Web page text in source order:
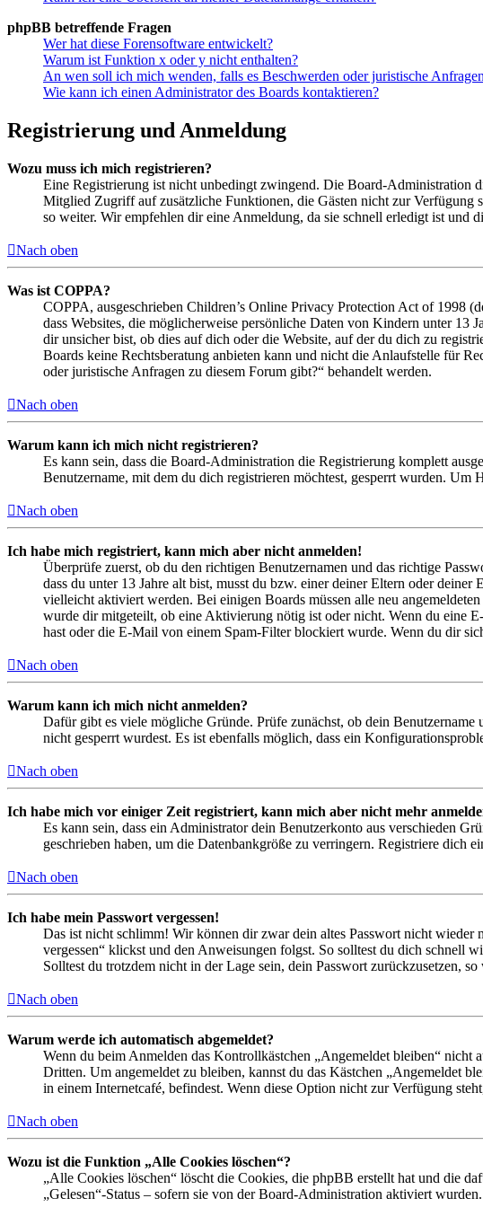
phpBB betreffende Fragen
Wer hat diese Forensoftware entwickelt?
Warum ist Funktion x oder y nicht enthalten?
An wen soll ich mich wenden, falls es Beschwerden oder juristische
Wie kann ich einen Administrator des Boards kontaktieren?
Registrierung und Anmeldung
Wozu muss ich mich registrieren?
Eine Registrierung ist nicht unbedingt zwingend. Die Board-Administration
Mitglied Zugriff auf zusätzliche Funktionen, die Gästen nicht zur Verfügung
so weiter. Wir empfehlen dir eine Anmeldung, da sie schnell erledigt ist und
Nach oben
Was ist COPPA?
COPPA, ausgeschrieben Children’s Online Privacy Protection Act of 1998
dass Websites, die möglicherweise persönliche Daten von Kindern unter 13
dir unsicher bist, ob dies auf dich oder die Website, auf der du dich zu
Boards keine Rechtsberatung anbieten kann und nicht die Anlaufstelle für
oder juristische Anfragen zu diesem Forum gibt?“ behandelt werden.
Nach oben
Warum kann ich mich nicht registrieren?
Es kann sein, dass die Board-Administration die Registrierung komplett
Benutzername, mit dem du dich registrieren möchtest, gesperrt wurden.
Nach oben
Ich habe mich registriert, kann mich aber nicht anmelden!
Überprüfe zuerst, ob du den richtigen Benutzernamen und das richtige
dass du unter 13 Jahre alt bist, musst du bzw. einer deiner Eltern oder
vielleicht aktiviert werden. Bei einigen Boards müssen alle neu
wurde dir mitgeteilt, ob eine Aktivierung nötig ist oder nicht. Wenn du eine
hast oder die E-Mail von einem Spam-Filter blockiert wurde. Wenn du dir
Nach oben
Warum kann ich mich nicht anmelden?
Dafür gibt es viele mögliche Gründe. Prüfe zunächst, ob dein
nicht gesperrt wurdest. Es ist ebenfalls möglich, dass ein
Nach oben
Ich habe mich vor einiger Zeit registriert, kann mich aber nicht mehr
Es kann sein, dass ein Administrator dein Benutzerkonto aus verschieden
geschrieben haben, um die Datenbankgröße zu verringern. Registriere dich
Nach oben
Ich habe mein Passwort vergessen!
Das ist nicht schlimm! Wir können dir zwar dein altes Passwort nicht wieder
vergessen“ klickst und den Anweisungen folgst. So solltest du dich schnell
Solltest du trotzdem nicht in der Lage sein, dein Passwort zurückzusetzen,
Nach oben
Warum werde ich automatisch abgemeldet?
Wenn du beim Anmelden das Kontrollkästchen „Angemeldet bleiben“ nicht
Dritten. Um angemeldet zu bleiben, kannst du das Kästchen „Angemeldet
in einem Internetcafé, befindest. Wenn diese Option nicht zur Verfügung
Nach oben
Wozu ist die Funktion „Alle Cookies löschen“?
„Alle Cookies löschen“ löscht die Cookies, die phpBB erstellt hat und die
„Gelesen“-Status – sofern sie von der Board-Administration aktiviert